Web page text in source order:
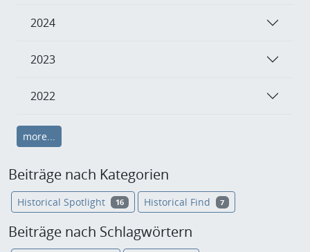
2024
2023
2022
more...
Beiträge nach Kategorien
Historical Spotlight 16 Historical Find 7
Beiträge nach Schlagwörtern